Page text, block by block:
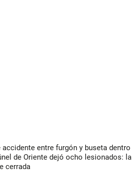
accidente entre furgón y buseta dentro
de Oriente dejó ocho lesionados: la
cerrada